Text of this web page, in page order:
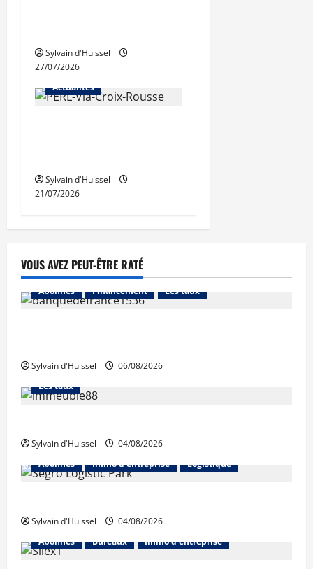
Sylvain d'Huissel
27/07/2026
Actualités
Sylvain d'Huissel
21/07/2026
VOUS AVEZ PEUT-ÊTRE RATÉ
Abonnés Financement Les taux
Sylvain d'Huissel 06/08/2026
Abonnés Financement
Les taux
Sylvain d'Huissel
04/08/2026
Abonnés
Immo d'entreprise Logistique
Sylvain d'Huissel
04/08/2026
Abonnés
Bureaux Immo d'entreprise